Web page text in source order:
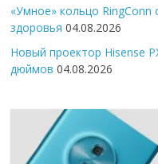
«Умное» кольцо
здоровья 04.08.2026
Новый проектор Hisense
дюймов 04.08.2026